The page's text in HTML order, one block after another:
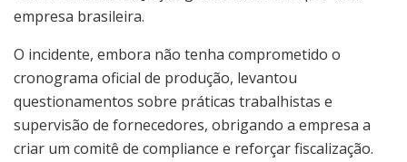
empresa brasileira.
O incidente, embora não tenha comprometido o
cronograma oficial de produção, levantou
questionamentos sobre práticas trabalhistas e
supervisão de fornecedores, obrigando a empresa a
criar um comitê de compliance e reforçar fiscalização.